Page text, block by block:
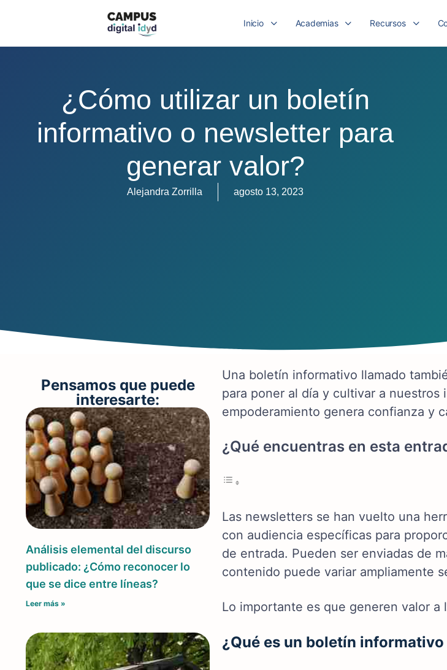
Inicio Academias Recursos
¿Cómo utilizar un boletín
informativo o newsletter para
generar valor?
Alejandra Zorrilla agosto 13, 2023
Pensamos que puede
interesarte:
Análisis elemental del discurso
publicado: ¿Cómo reconocer lo
que se dice entre líneas?
Leer más »
Una boletín informativo llamado
para poner al día y cultivar a
empoderamiento genera confianza y
¿Qué encuentras en esta
Las newsletters se han vuelto una
con audiencia específicas para
de entrada. Pueden ser enviadas de
contenido puede variar ampliamente
Lo importante es que generen valor
¿Qué es un boletín